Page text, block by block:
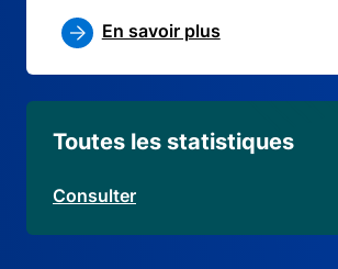
En savoir plus
Toutes les statistiques
Consulter